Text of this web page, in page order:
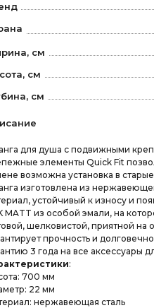
см
см
см
для душа с подвижными
элементы Quick Fit
возможна установка в
изготовлена из
устойчивый к износу и
MATT из особой эмали, на
шелковистой, приятной на
прочность и
3 года на все аксессуары
:
700 мм
22 мм
нержавеющая сталь